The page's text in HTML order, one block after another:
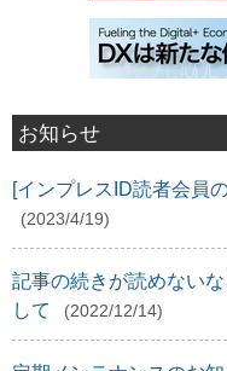
お知らせ
[インプレスID読者会員
(2023/4/19)
記事の続きが読めない
して
(2022/12/14)